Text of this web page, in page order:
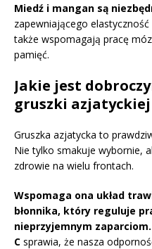
Miedź i mangan są
zapewniającego
także wspomagają pracę
pamięć.
Jakie jest
gruszki
Gruszka azjatycka to
Nie tylko smakuje wybornie,
zdrowie na wielu frontach.
Wspomaga ona układ
błonnika, który reguluje
nieprzyjemnym zaparciom.
C sprawia, że nasza